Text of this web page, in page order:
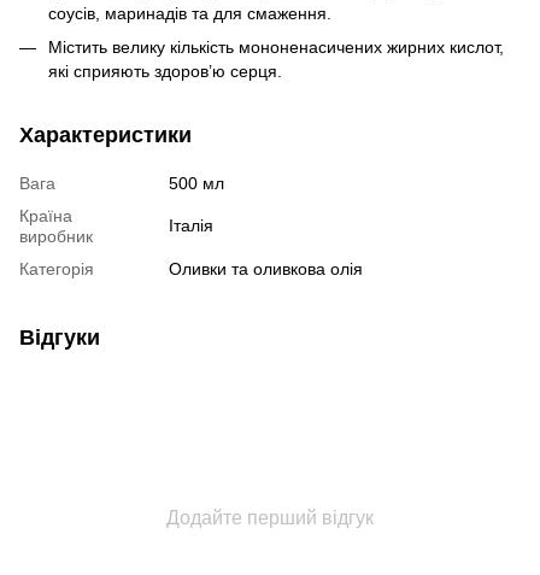
соусів, маринадів та для смаження.
Містить велику кількість мононенасичених жирних кислот,
які сприяють здоров’ю серця.
Характеристики
Вага
500 мл
Країна
виробник
Італія
Категорія Оливки та оливкова олія
Відгуки
Додайте перший відгук